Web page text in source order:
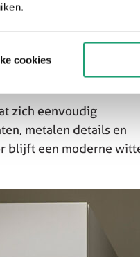
cookies
uitstraling. Vooral
een lichter en
zich eenvoudig
metalen details en
blijft een moderne